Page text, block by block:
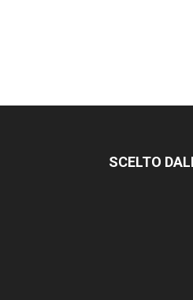
SCELTO